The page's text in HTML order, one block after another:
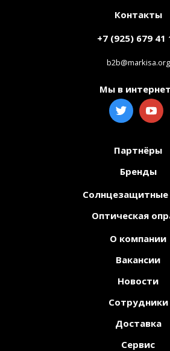
Контакты
+7 (925) 679 41
b2b@markisa.org
Мы в
Партнёры
Бренды
Солнцезащитные
Оптическая
О компании
Вакансии
Новости
Сотрудники
Доставка
Сервис